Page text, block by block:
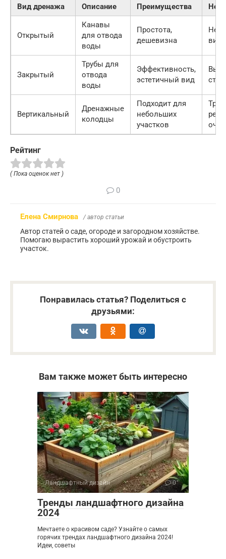
Вид дренажа Описание Преимущества
Открытый
Канавы
для отвода
воды
Простота,
дешевизна
вид
Закрытый
Трубы для
отвода
воды
Эффективность,
эстетичный вид
Вертикальный
Дренажные
колодцы
Подходит для
небольших
участков
Рейтинг
( Пока оценок нет )
0
Елена Смирнова / автор статьи
Автор статей о саде, огороде и загородном хозяйстве.
Помогаю вырастить хороший урожай и обустроить
участок.
Понравилась статья? Поделиться с
друзьями:
Вам также может быть интересно
Ландшафтный дизайн 0
Тренды ландшафтного дизайна
2024
Мечтаете о красивом саде? Узнайте о самых
горячих трендах ландшафтного дизайна 2024!
Идеи, советы